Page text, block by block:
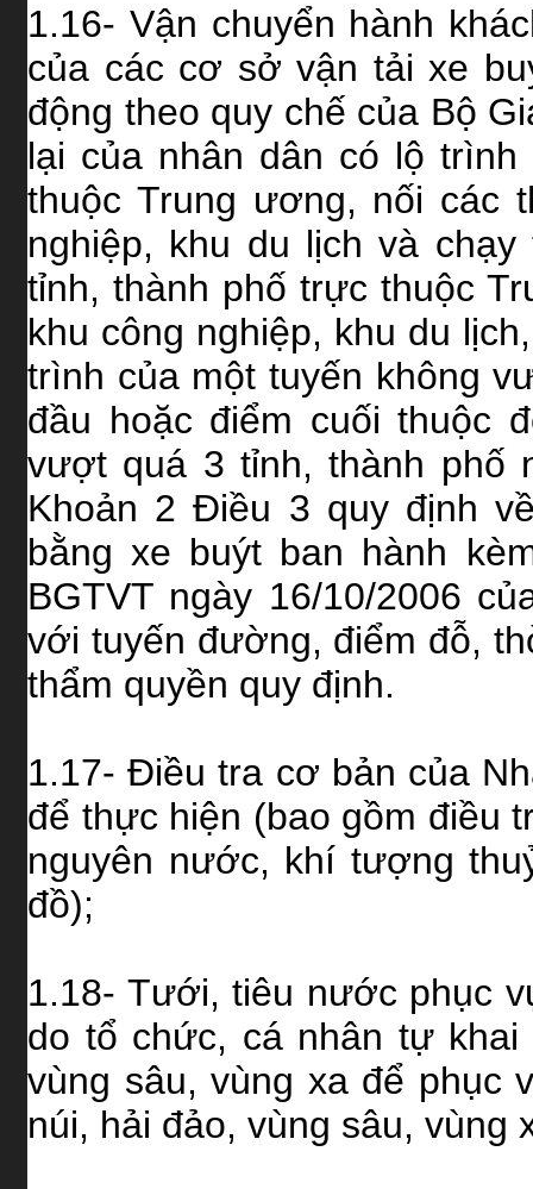
1.16- Vận chuyển hành
của các cơ sở vận tải xe
động theo quy chế của Bộ
lại của nhân dân có lộ
thuộc Trung ương, nối các
nghiệp, khu du lịch và
tỉnh, thành phố trực thuộc
khu công nghiệp, khu du
trình của một tuyến không
đầu hoặc điểm cuối thuộc
vượt quá 3 tỉnh, thành phố
Khoản 2 Điều 3 quy định
bằng xe buýt ban hành
BGTVT ngày 16/10/2006
với tuyến đường, điểm đỗ,
thẩm quyền quy định.
1.17- Điều tra cơ bản của
để thực hiện (bao gồm điều
nguyên nước, khí tượng
đồ);
1.18- Tưới, tiêu nước phục
do tổ chức, cá nhân tự
vùng sâu, vùng xa để phục
núi, hải đảo, vùng sâu, vùng